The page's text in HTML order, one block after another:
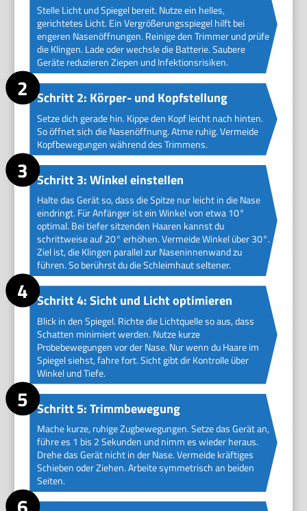
Stelle Licht und Spiegel bereit. Nutze ein helles,
gerichtetes Licht. Ein Vergrößerungsspiegel hilft bei
engeren Nasenöffnungen. Reinige den Trimmer und prüfe
die Klingen. Lade oder wechsle die Batterie. Saubere
Geräte reduzieren Ziepen und Infektionsrisiken.
Schritt 2: Körper- und Kopfstellung
Setze dich gerade hin. Kippe den Kopf leicht nach hinten.
So öffnet sich die Nasenöffnung. Atme ruhig. Vermeide
Kopfbewegungen während des Trimmens.
Schritt 3: Winkel einstellen
Halte das Gerät so, dass die Spitze nur leicht in die Nase
eindringt. Für Anfänger ist ein Winkel von etwa 10°
optimal. Bei tiefer sitzenden Haaren kannst du
schrittweise auf 20° erhöhen. Vermeide Winkel über 30°.
Ziel ist, die Klingen parallel zur Naseninnenwand zu
führen. So berührst du die Schleimhaut seltener.
Schritt 4: Sicht und Licht optimieren
Blick in den Spiegel. Richte die Lichtquelle so aus, dass
Schatten minimiert werden. Nutze kurze
Probebewegungen vor der Nase. Nur wenn du Haare im
Spiegel siehst, fahre fort. Sicht gibt dir Kontrolle über
Winkel und Tiefe.
Schritt 5: Trimmbewegung
Mache kurze, ruhige Zugbewegungen. Setze das Gerät an,
führe es 1 bis 2 Sekunden und nimm es wieder heraus.
Drehe das Gerät nicht in der Nase. Vermeide kräftiges
Schieben oder Ziehen. Arbeite symmetrisch an beiden
Seiten.